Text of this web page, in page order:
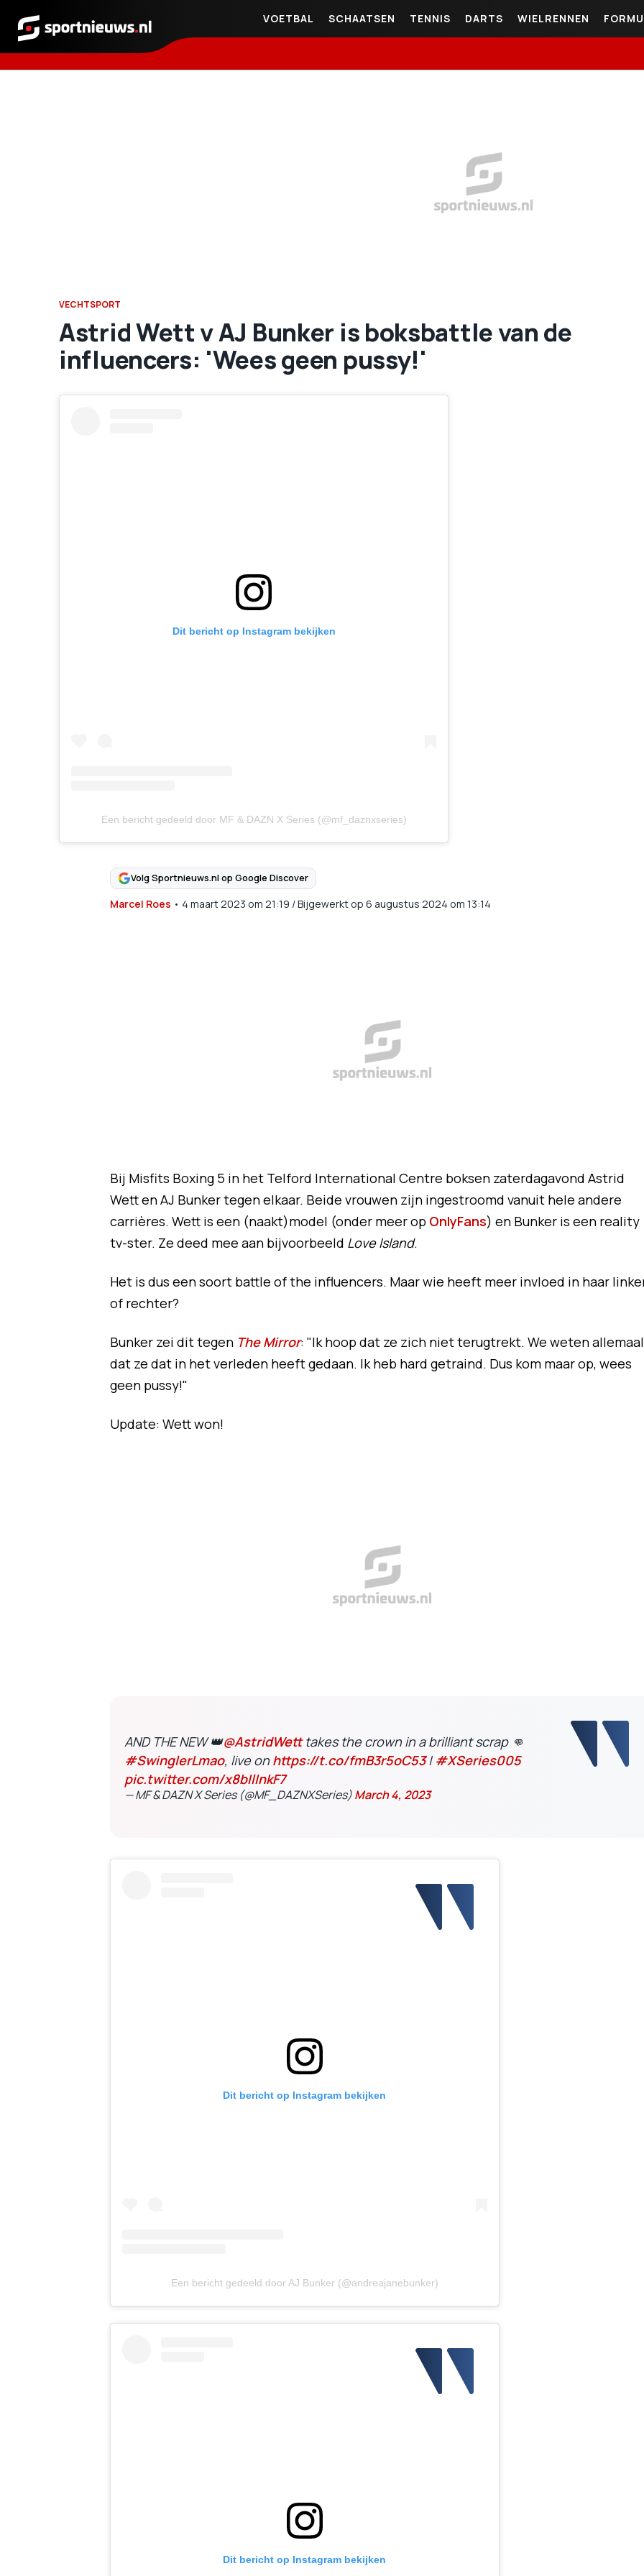
Sportnieuws.nl
VOETBAL SCHAATSEN TENNIS DARTS WIELRENNEN
VECHTSPORT
Astrid Wett v AJ Bunker is boksbattle van de
influencers: 'Wees geen pussy!'
Dit bericht op Instagram bekijken
Een bericht gedeeld door MF & DAZN X Series (@mf_daznxseries)
Volg Sportnieuws.nl op Google Discover
Marcel Roes • 4 maart 2023 om 21:19 /Bijgewerkt op 6 augustus 2024 om 13:14
Bij Misfits Boxing 5 in het Telford International Centre boksen zaterdagavond Astrid
Wett en AJ Bunker tegen elkaar. Beide vrouwen zijn ingestroomd vanuit hele andere
carrières. Wett is een (naakt)model (onder meer op OnlyFans) en Bunker is een reality
tv-ster. Ze deed mee aan bijvoorbeeld Love Island.
Het is dus een soort battle of the influencers. Maar wie heeft meer invloed in haar
of rechter?
Bunker zei dit tegen The Mirror: "Ik hoop dat ze zich niet terugtrekt. We weten allemaal
dat ze dat in het verleden heeft gedaan. Ik heb hard getraind. Dus kom maar op, wees
geen pussy!"
Update: Wett won!
AND THE NEW 👑@AstridWetttakes the crown in a brilliant scrap 👊
#SwinglerLmao, live onhttps://t.co/fmB3r5oC53| #XSeries005
pic.twitter.com/x8bIlInkF7
— MF & DAZN X Series (@MF_DAZNXSeries)March 4, 2023
Dit bericht op Instagram bekijken
Een bericht gedeeld door AJ Bunker (@andreajanebunker)
Dit bericht op Instagram bekijken